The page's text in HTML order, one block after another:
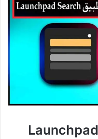
معلومات حول تنزيل Launchpad